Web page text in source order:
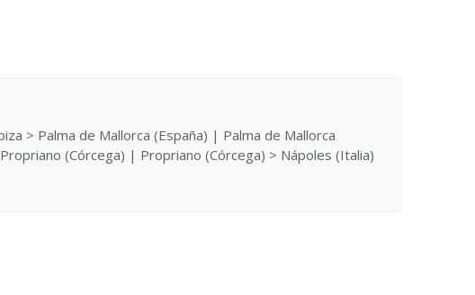
> Palma de Mallorca (España) | Palma de Mallorca
(Córcega) | Propriano (Córcega) > Nápoles (Italia)